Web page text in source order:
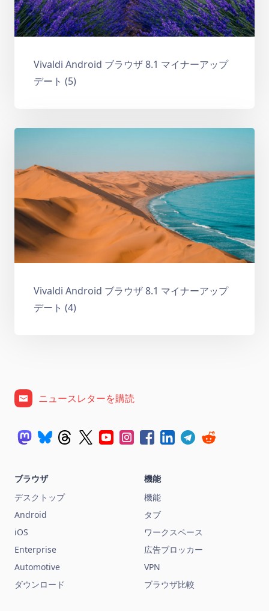
Vivaldi Android ブラウザ 8.1 マイナーアップ
デート (5)
Vivaldi Android ブラウザ 8.1 マイナーアップ
デート (4)
ニュースレターを購読
ブラウザ
デスクトップ
Android
iOS
Enterprise
Automotive
ダウンロード
機能
機能
タブ
ワークスペース
広告ブロッカー
VPN
ブラウザ比較